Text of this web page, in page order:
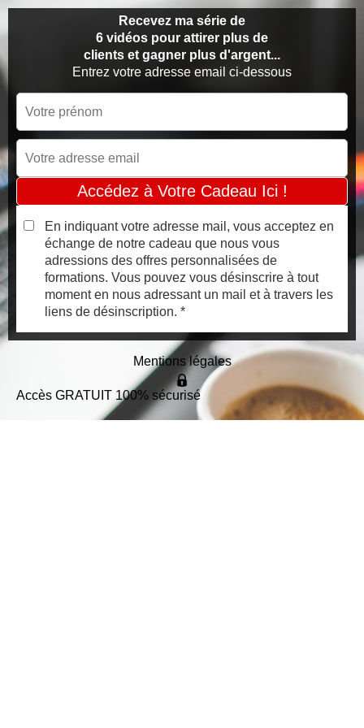
Recevez ma série de
6 vidéos pour attirer plus de
clients et gagner plus d'argent...
Entrez votre adresse email ci-dessous
Accédez à Votre Cadeau Ici !
En indiquant votre adresse mail, vous acceptez en
échange de notre cadeau que nous vous
adressions des offres personnalisées de
formations. Vous pouvez vous désinscrire à tout
moment en nous adressant un mail et à travers les
liens de désinscription. *
Mentions légales
Accès GRATUIT 100% sécurisé